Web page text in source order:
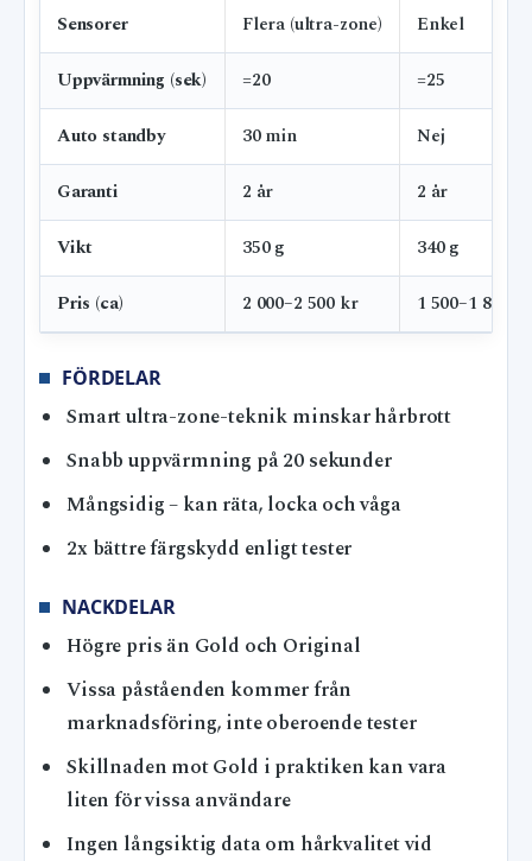
Sensorer Flera (ultra-zone) Enkel
Uppvärmning (sek) =20 =25
Auto standby 30 min Nej
Garanti 2 år 2 år
Vikt 350 g 340 g
Pris (ca) 2 000–2 500 kr 1 500–1 800 kr
FÖRDELAR
Smart ultra-zone-teknik minskar hårbrott
Snabb uppvärmning på 20 sekunder
Mångsidig – kan räta, locka och våga
2x bättre färgskydd enligt tester
NACKDELAR
Högre pris än Gold och Original
Vissa påståenden kommer från
marknadsföring, inte oberoende tester
Skillnaden mot Gold i praktiken kan vara
liten för vissa användare
Ingen långsiktig data om hårkvalitet vid